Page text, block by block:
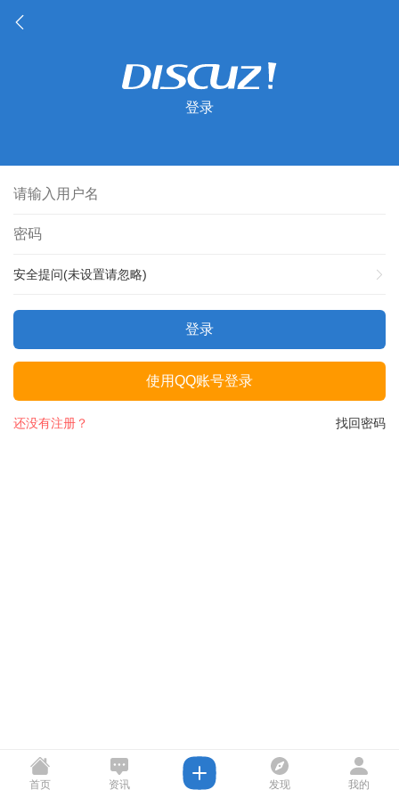
登录
安全提问(未设置请忽略)
登录
使用QQ账号登录
找回密码
还没有注册？
首页 资讯 发现 我的